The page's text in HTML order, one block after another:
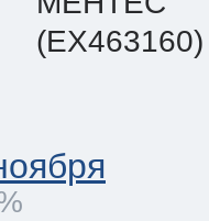
(EX463160)